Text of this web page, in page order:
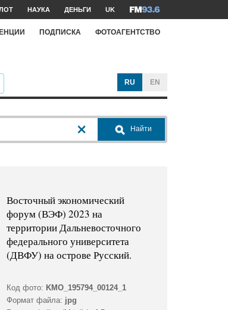
НАУКА ДЕНЬГИ UK
ПОДПИСКА ФОТОАГЕНТСТВО
RU EN
Найти
Восточный экономический
форум (ВЭФ) 2023 на
территории Дальневосточного
федерального университета
(ДВФУ) на острове Русский.
Код фото: KMO_195794_00124_1
Формат файла: jpg